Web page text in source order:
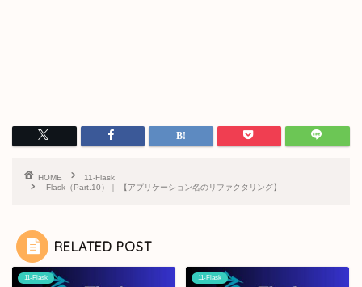
HOME
11-Flask
Flask（Part.10）｜ 【アプリケーション名のリファクタリング】
RELATED POST
11-Flask 11-Flask